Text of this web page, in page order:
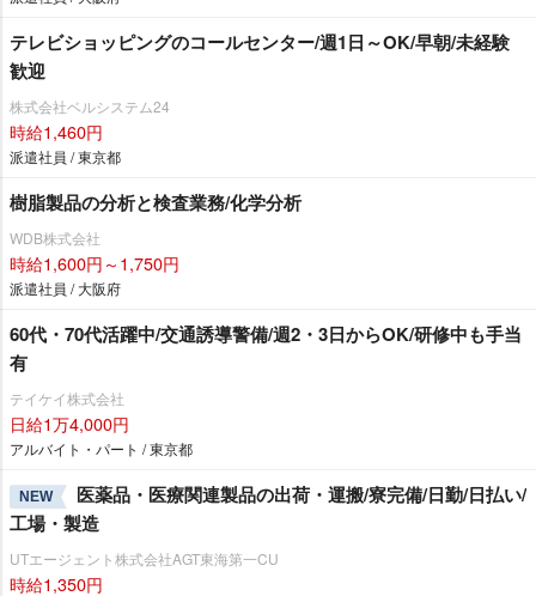
テレビショッピングのコールセンター/週1日～OK/早朝/未経験
歓迎
株式会社ベルシステム24
時給1,460円
派遣社員 / 東京都
樹脂製品の分析と検査業務/化学分析
WDB株式会社
時給1,600円～1,750円
派遣社員 / 大阪府
60代・70代活躍中/交通誘導警備/週2・3日からOK/研修中も手当
有
テイケイ株式会社
日給1万4,000円
アルバイト・パート / 東京都
NEW
医薬品・医療関連製品の出荷・運搬/寮完備/日勤/日払い/
工場・製造
UTエージェント株式会社AGT東海第一CU
時給1,350円